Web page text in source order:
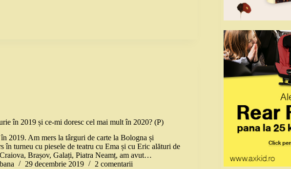
în 2019 și ce-mi doresc cel mai mult în 2020? (P)
2019. Am mers la târguri de carte la Bologna și
în turneu cu piesele de teatru cu Ema și cu Eric alături de
Brașov, Galați, Piatra Neamț, am avut…
29 decembrie 2019 2 comentarii